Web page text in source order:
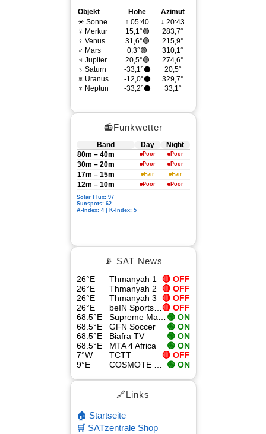
Objekt Höhe
Azimut
☀ Sonne
↑ 05:40
↓ 20:43
☿ Merkur
15,1°🟢
283,7°
♀ Venus
31,6°🟢
215,9°
♂ Mars
0,3°🟢
310,1°
♃ Jupiter
20,5°🟢
274,6°
♄ Saturn
-33,1°⚫
20,5°
♅ Uranus
-12,0°⚫
329,7°
♆ Neptun
-33,2°⚫ 33,1°
📻Funkwetter
Band Day
Night
80m – 40m
Poor Poor
30m – 20m Poor Poor
17m – 15m Fair Fair
12m – 10m Poor Poor
Solar Flux: 97
Sunspots: 62
A-Index: 4 | K-Index: 5
📡 SAT News
26°E Thmanyah 1 🔴 OFF
26°E
Thmanyah 2
🔴 OFF
26°E
Thmanyah 3
🔴 OFF
26°E
beIN Sports 4K🔴 OFF
68.5°E
Supreme Master TV🟢 ON
68.5°E
GFN Soccer
🟢 ON
68.5°E
Biafra TV
🟢 ON
68.5°E
MTA 4 Africa
🟢 ON
7°W
TCTT
🔴 OFF
9°E
COSMOTE Sport Superleague Pass 🟢 ON
🔗Links
🏠 Startseite
🛒 SATzentrale Shop